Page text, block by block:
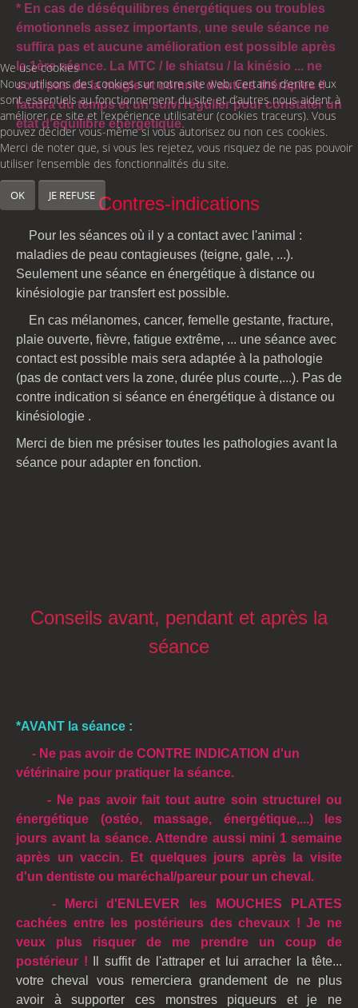
* En cas de déséquilibres énergétiques ou troubles
émotionnels assez importants, une seule séance ne
suffira pas et aucune amélioration est possible après
la 1ère séance. La MTC / le shiatsu / la kinésio ... ne
sont pas de la magie et comme d'autres thérapies il
faudra du tempset un suivi régulierpour constater un
état d'équilibre énergétique.
Contres-indications
Pour les séances où il y a contact avec l'animal :
maladies de peau contagieuses (teigne, gale, ...).
Seulement une séance en énergétique à distance ou
kinésiologie par transfert est possible.
En cas mélanomes, cancer, femelle gestante, fracture,
plaie ouverte, fièvre, fatigue extrême, ... une séance avec
contact est possible mais sera adaptée à la pathologie
(pas de contact vers la zone, durée plus courte,...). Pas de
contre indication si séance en énergétique à distance ou
kinésiologie .
Merci de bien me présiser toutes les pathologies avant la
séance pour adapter en fonction.
Conseils avant, pendant et après la
séance
*AVANT la séance :
- Ne pas avoir de CONTRE INDICATION d'un
vétérinaire pour pratiquer la séance.
- Ne pas avoir fait tout autre soin structurel ou
énergétique (ostéo, massage, énergétique,...) les
jours avant la séance. Attendre aussi mini 1 semaine
après un vaccin. Et quelques jours après la visite
d'un dentiste ou maréchal/pareur pour un cheval.
- Merci d'ENLEVER les MOUCHES PLATES
cachées entre les postérieurs des chevaux ! Je ne
veux plus risquer de me prendre un coup de
postérieur !
Il suffit de l'attraper et lui arracher la tête...
votre cheval vous remerciera grandement de ne plus
avoir à supporter ces monstres piqueurs et je ne
We use cookies
Nous utilisons des cookies sur notre site web. Certains d’entre eux
sont essentiels au fonctionnement du site et d’autres nous aident à
améliorer ce site et l’expérience utilisateur (cookies traceurs). Vous
pouvez décider vous-même si vous autorisez ou non ces cookies.
Merci de noter que, si vous les rejetez, vous risquez de ne pas pouvoir
utiliser l’ensemble des fonctionnalités du site.
OK JE REFUSE